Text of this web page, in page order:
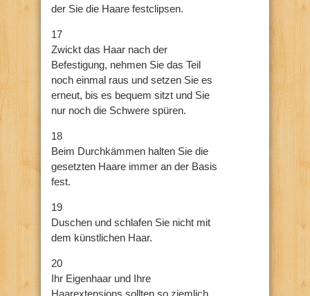
der Sie die Haare festclipsen.
17
Zwickt das Haar nach der
Befestigung, nehmen Sie das Teil
noch einmal raus und setzen Sie es
erneut, bis es bequem sitzt und Sie
nur noch die Schwere spüren.
18
Beim Durchkämmen halten Sie die
gesetzten Haare immer an der Basis
fest.
19
Duschen und schlafen Sie nicht mit
dem künstlichen Haar.
20
Ihr Eigenhaar und Ihre
Haarextensions sollten so ziemlich